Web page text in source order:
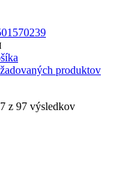
produktov
z 97 výsledkov